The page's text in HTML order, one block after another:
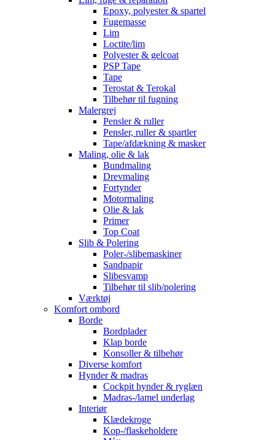
Epoxy, polyester & spartel
Fugemasse
Lim
Loctite/lim
Polyester & gelcoat
PSP Tape
Tape
Terostat & Terokal
Tilbehør til fugning
Malergrej
Pensler & ruller
Pensler, ruller & spartler
Tape/afdækning & masker
Maling, olie & lak
Bundmaling
Drevmaling
Fortynder
Motormaling
Olie & lak
Primer
Top Coat
Slib & Polering
Poler-/slibemaskiner
Sandpapir
Slibesvamp
Tilbehør til slib/polering
Værktøj
Komfort ombord
Borde
Bordplader
Klap borde
Konsoller & tilbehør
Diverse komfort
Hynder & madras
Cockpit hynder & ryglæn
Madras-/lamel underlag
Interiør
Klædekroge
Kop-/flaskeholdere